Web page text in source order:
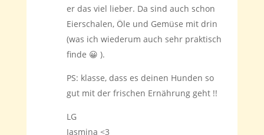
er das viel lieber. Da sind auch schon
Eierschalen, Öle und Gemüse mit drin
(was ich wiederum auch sehr praktisch
finde 😀 ).
PS: klasse, dass es deinen Hunden so
gut mit der frischen Ernährung geht !!
LG
Jasmina <3